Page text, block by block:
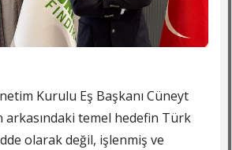
Kurulu Eş Başkanı Cüneyt
temel hedefin Türk
olarak değil, işlenmiş ve